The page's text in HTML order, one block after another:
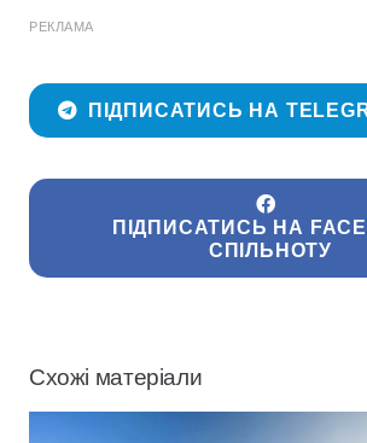
РЕКЛАМА
ПІДПИСАТИСЬ НА
ПІДПИСАТИСЬ НА
СПІЛЬНОТУ
Схожі матеріали